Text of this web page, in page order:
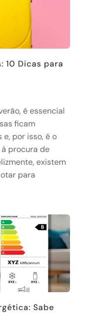
10 Dicas para
é essencial
ficam
por isso, é o
procura de
existem
para
Sabe